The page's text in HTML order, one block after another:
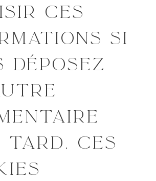
CES
SI
DÉPOSEZ
TARD. CES